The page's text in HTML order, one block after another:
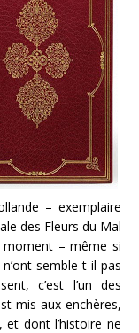
– exemplaire
des Fleurs du Mal
moment – même si
semble-t-il pas
c’est l’un des
mis aux enchères,
et dont l’histoire ne